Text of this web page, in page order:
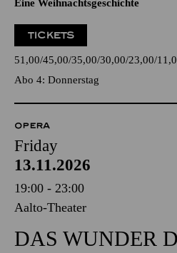
Eine Weihnachtsgeschichte
TICKETS
51,00 45,00 35,00 30,00 23,00
Abo 4: Donnerstag
OPERA
Friday
13.11.2026
19:00 - 23:00
Aalto-Theater
DAS WUNDER